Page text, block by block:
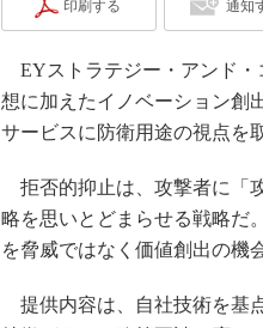
印刷する 通知
EYストラテジー・アンド・
想に加えたイノベーション創
サービスに防衛用途の視点を
拒否的抑止は、攻撃者に「
略を思いとどまらせる戦略だ
を脅威ではなく価値創出の機
提供内容は、自社技術を基